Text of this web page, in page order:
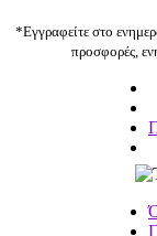
*Εγγραφείτε στο
προσφορές,